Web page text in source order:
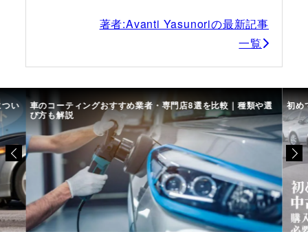
著者:Avanti Yasunoriの最新記事
一覧
い 車のコーティングおすすめ業者・専門店8選を比較｜種類や選
び方も解説
初め